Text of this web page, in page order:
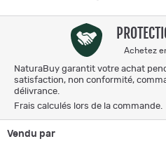
Achetez
NaturaBuy garantit votre achat
satisfaction, non conformité,
délivrance.
Frais calculés lors de la commande.
Vendu par